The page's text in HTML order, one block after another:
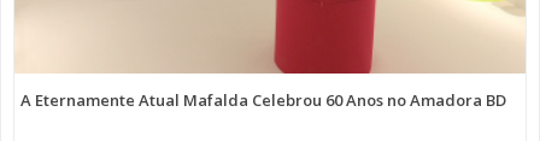
A Eternamente Atual Mafalda Celebrou 60 Anos no Amadora BD